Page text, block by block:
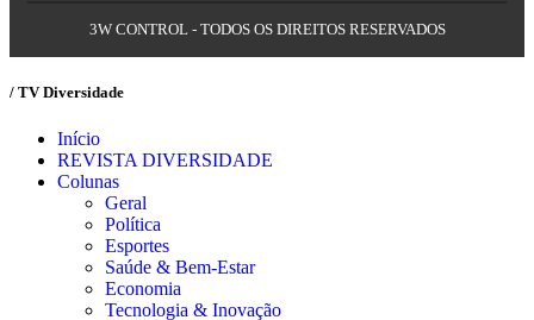
3W CONTROL - TODOS OS DIREITOS RESERVADOS
/ TV Diversidade
Início
REVISTA DIVERSIDADE
Colunas
Geral
Política
Esportes
Saúde & Bem-Estar
Economia
Tecnologia & Inovação